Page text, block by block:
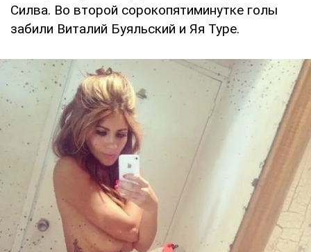
Силва. Во второй сорокопятиминутке голы
забили Виталий Буяльский и Яя Туре.